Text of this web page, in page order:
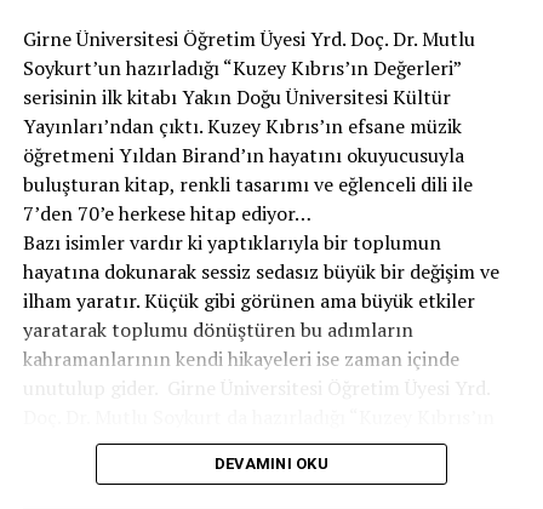
Sevcan Ekrem İstanbullu
Girne Üniversitesi Öğretim Üyesi Yrd. Doç. Dr. Mutlu
Soykurt’un hazırladığı “Kuzey Kıbrıs’ın Değerleri”
serisinin ilk kitabı Yakın Doğu Üniversitesi Kültür
Yayınları’ndan çıktı. Kuzey Kıbrıs’ın efsane müzik
öğretmeni Yıldan Birand’ın hayatını okuyucusuyla
buluşturan kitap, renkli tasarımı ve eğlenceli dili ile
7’den 70’e herkese hitap ediyor…
Bazı isimler vardır ki yaptıklarıyla bir toplumun
hayatına dokunarak sessiz sedasız büyük bir değişim ve
ilham yaratır. Küçük gibi görünen ama büyük etkiler
yaratarak toplumu dönüştüren bu adımların
kahramanlarının kendi hikayeleri ise zaman içinde
unutulup gider. Girne Üniversitesi Öğretim Üyesi Yrd.
Değerleri” kitap serisi ile Kıbrıs Türk Toplumunun
kültürüne ve yaşamına büyük katkılar sunan bu gizli
DEVAMINI OKU